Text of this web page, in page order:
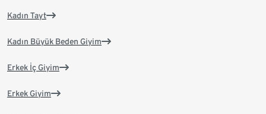
Kadın Tayt
Kadın Büyük Beden Giyim
Erkek İç Giyim
Erkek Giyim